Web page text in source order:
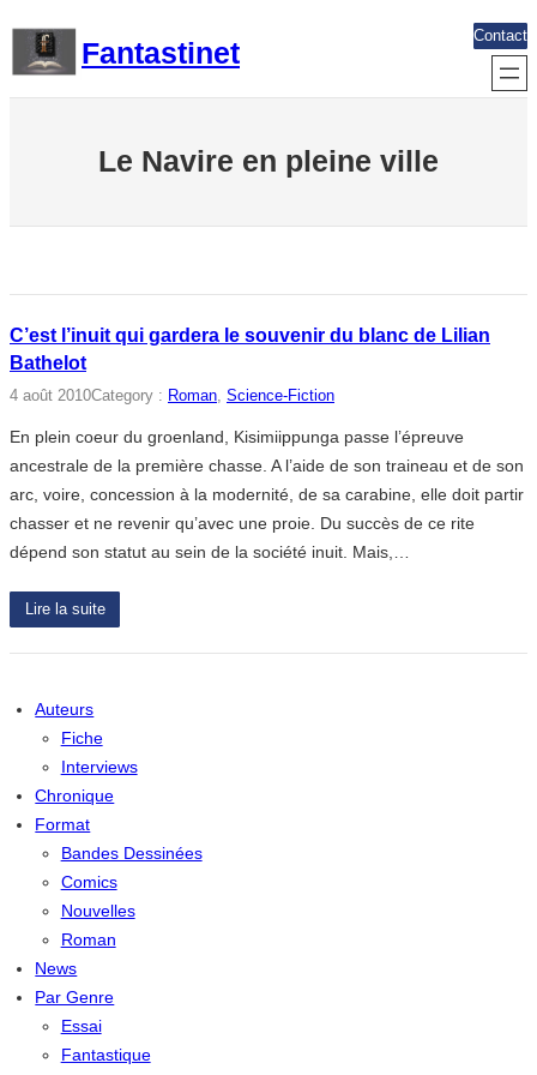
contenu
Fantastinet
Contact
Le Navire en pleine ville
C’est l’inuit qui gardera le souvenir du blanc de Lilian
Bathelot
4 août 2010Category : Roman, Science-Fiction
En plein coeur du groenland, Kisimiippunga passe l’épreuve
ancestrale de la première chasse. A l’aide de son traineau et de son
arc, voire, concession à la modernité, de sa carabine, elle doit partir
chasser et ne revenir qu’avec une proie. Du succès de ce rite
dépend son statut au sein de la société inuit. Mais,…
Lire la suite
Auteurs
Fiche
Interviews
Chronique
Format
Bandes Dessinées
Comics
Nouvelles
Roman
News
Par Genre
Essai
Fantastique